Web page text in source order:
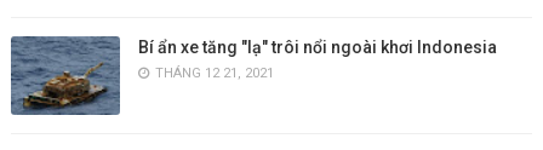
Bí ẩn xe tăng "lạ" trôi nổi ngoài khơi Indonesia
THÁNG 12 21, 2021